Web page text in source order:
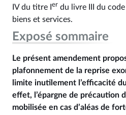
IV du titre I er du livre III du
biens et services.
Exposé sommaire
Le présent amendement
plafonnement de la reprise
limite inutilement l’efficacité
effet, l’épargne de précaution
mobilisée en cas d’aléas de